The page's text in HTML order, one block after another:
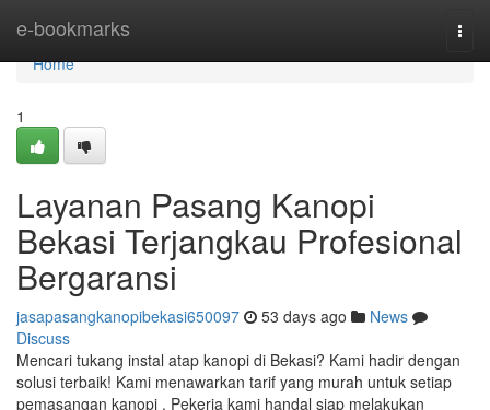
e-bookmarks
Home
Home
1
Layanan Pasang Kanopi
Bekasi Terjangkau Profesional
Bergaransi
jasapasangkanopibekasi650097 53 days ago
News
Discuss
Mencari tukang instal atap kanopi di Bekasi? Kami hadir dengan
solusi terbaik! Kami menawarkan tarif yang murah untuk setiap
pemasangan kanopi . Pekerja kami handal siap melakukan